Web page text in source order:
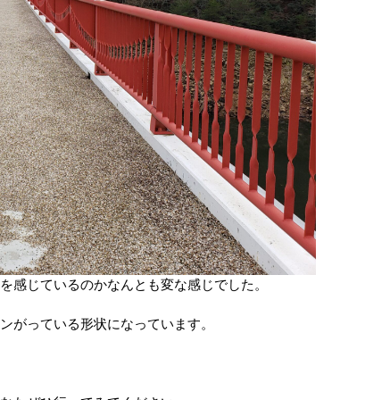
じているのかなんとも変な感じでした。
がっている形状になっています。